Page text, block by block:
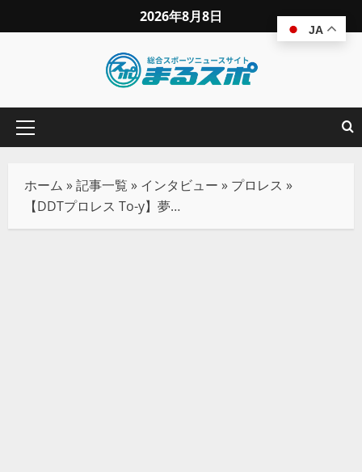
2026年8月8日
ホーム »記事一覧 » インタビュー » プロレス »
【DDTプロレス To-y】夢のKO-D無差別級チャンピオンに近づくためにKING OF DDTでチャンスをつかみます！
JA